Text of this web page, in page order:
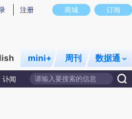
图存在偏差。不代表财新观点和立场。推荐点
商城 订阅
注册
mini+ 周刊 数据通
讣闻